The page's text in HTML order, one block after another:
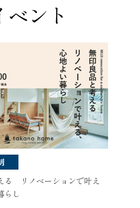
ベント
る リノベーションで叶え
らし